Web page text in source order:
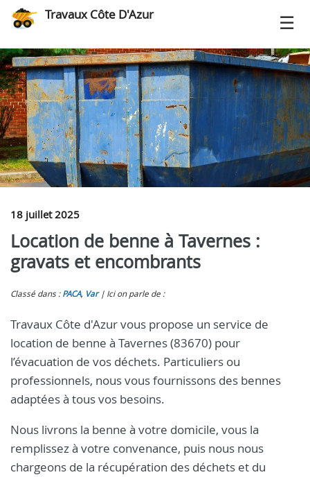
Travaux Côte D'Azur
18 juillet 2025
Location de benne à Tavernes :
gravats et encombrants
Classé dans : PACA, Var Ici on parle de :
Travaux Côte d'Azur vous propose un service de
location de benne à Tavernes (83670) pour
l’évacuation de vos déchets. Particuliers ou
professionnels, nous vous fournissons des bennes
adaptées à tous vos besoins.
Nous livrons la benne à votre domicile, vous la
remplissez à votre convenance, puis nous nous
chargeons de la récupération des déchets et du